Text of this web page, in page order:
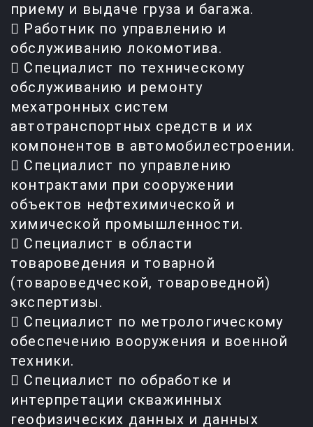
приему и выдаче груза и багажа.
 Работник по управлению и
обслуживанию локомотива.
 Специалист по техническому
обслуживанию и ремонту
мехатронных систем
автотранспортных средств и их
компонентов в автомобилестроении.
 Специалист по управлению
контрактами при сооружении
объектов нефтехимической и
химической промышленности.
 Специалист в области
товароведения и товарной
(товароведческой, товароведной)
экспертизы.
 Специалист по метрологическому
обеспечению вооружения и военной
техники.
 Специалист по обработке и
интерпретации скважинных
геофизических данных и данных